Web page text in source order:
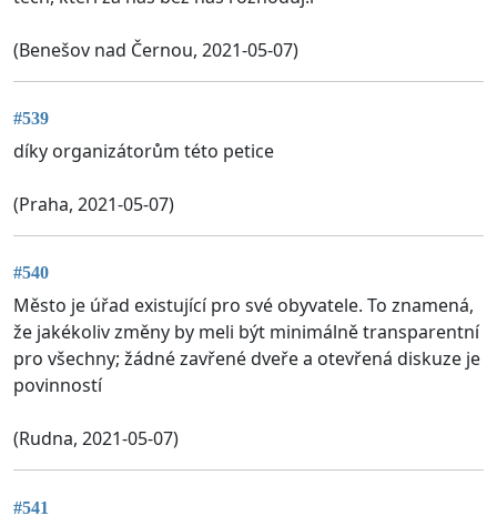
(Benešov nad Černou, 2021-05-07)
#539
díky organizátorům této petice
(Praha, 2021-05-07)
#540
Město je úřad existující pro své obyvatele. To znamená,
že jakékoliv změny by meli být minimálně transparentní
pro všechny; žádné zavřené dveře a otevřená diskuze je
povinností
(Rudna, 2021-05-07)
#541